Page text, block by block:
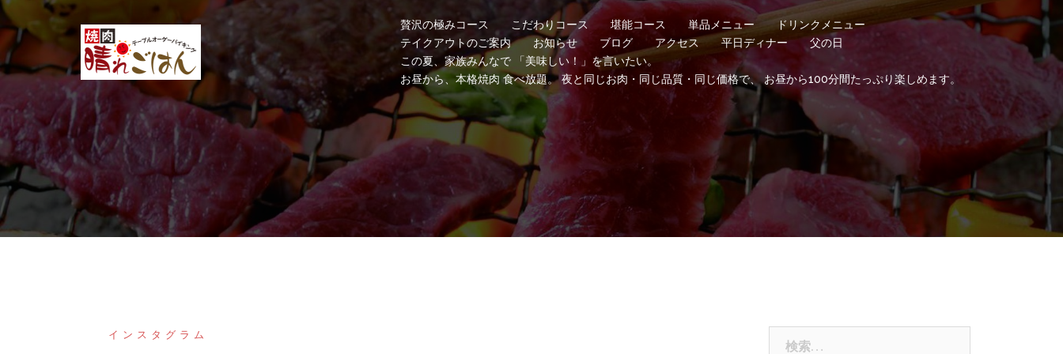
コ
ン
テ
ン
ス
キ
ッ
プ
贅沢の極みコース こだわりコース 堪能コース 単品メニュー
ドリンクメニュー
テイクアウトのご案内
お知らせ ブログ アクセス 平日ディナー
父の日
この夏、家族みんなで 「美味しい！」を言いたい。
お昼から、本格焼肉 食べ放題。 夜と同じお肉・同じ品質・同じ価格で、 お昼から100分間たっぷり楽しめます。
インスタグラム